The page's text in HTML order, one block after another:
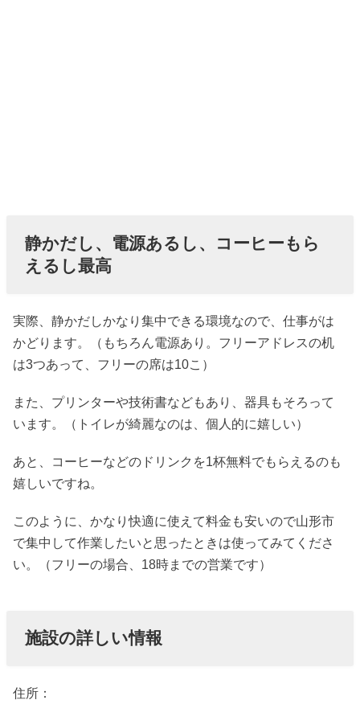
静かだし、電源あるし、コーヒーもら
えるし最高
実際、静かだしかなり集中できる環境なので、仕事がは
かどります。（もちろん電源あり。フリーアドレスの机
は3つあって、フリーの席は10こ）
また、プリンターや技術書などもあり、器具もそろって
います。（トイレが綺麗なのは、個人的に嬉しい）
あと、コーヒーなどのドリンクを1杯無料でもらえるのも
嬉しいですね。
このように、かなり快適に使えて料金も安いので山形市
で集中して作業したいと思ったときは使ってみてくださ
い。（フリーの場合、18時までの営業です）
施設の詳しい情報
住所：